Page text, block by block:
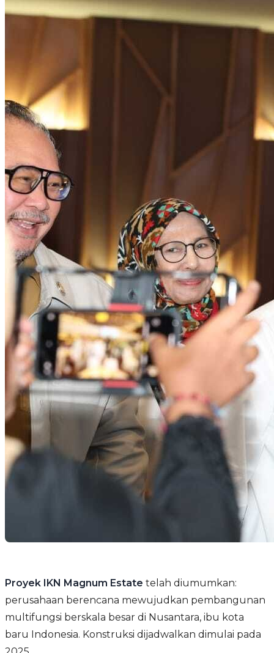
Proyek IKN Magnum Estate telah diumumkan:
perusahaan berencana mewujudkan pembangunan
multifungsi berskala besar di Nusantara, ibu kota
baru Indonesia. Konstruksi dijadwalkan dimulai pada